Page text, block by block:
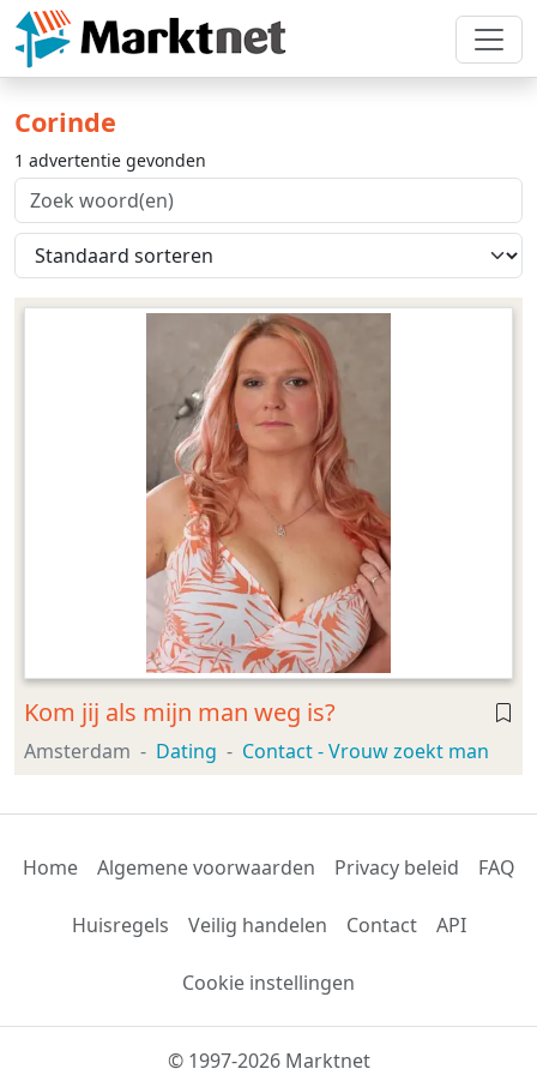
Corinde
1 advertentie gevonden
Kom jij als mijn man weg is?
Amsterdam Dating Contact - Vrouw zoekt man
Home Algemene voorwaarden Privacy beleid FAQ
Huisregels Veilig handelen Contact API
Cookie instellingen
© 1997-2026 Marktnet